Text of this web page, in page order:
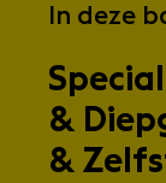
In deze
&
&